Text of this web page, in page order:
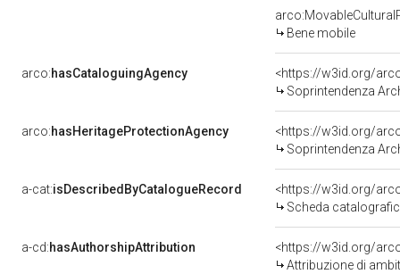
Bene mobile
arco:hasCataloguingAgency
<https://w3id.org/
Soprintendenza
arco:hasHeritageProtectionAgency
<https://w3id.org/
Soprintendenza
a-cat:isDescribedByCatalogueRecord
<https://w3id.org/
Scheda
a-cd:hasAuthorshipAttribution
<https://w3id.org/
Attribuzione di